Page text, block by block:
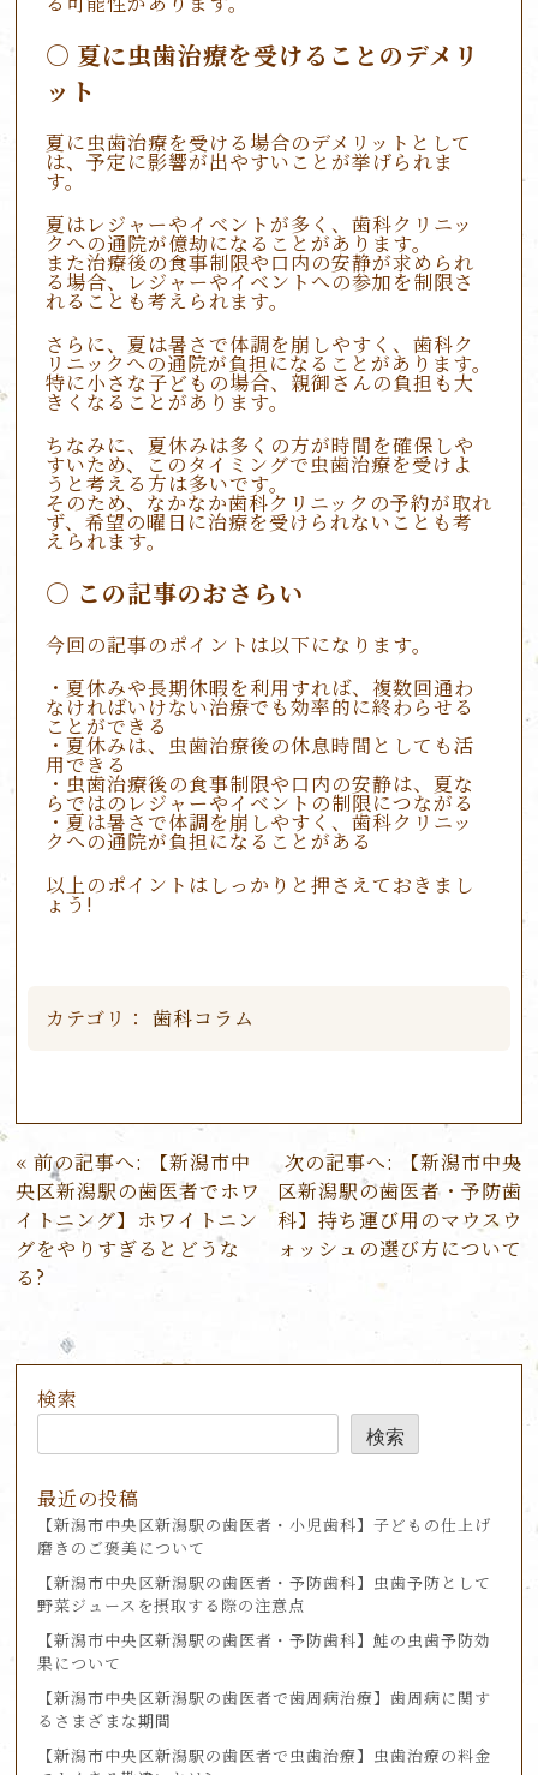
夏に虫歯治療を受けることのデメリ
ット
夏に虫歯治療を受ける場合のデメリットとして
は、予定に影響が出やすいことが挙げられま
す。
夏はレジャーやイベントが多く、歯科クリニッ
クへの通院が億劫になることがあります。
また治療後の食事制限や口内の安静が求められ
る場合、レジャーやイベントへの参加を制限さ
れることも考えられます。
さらに、夏は暑さで体調を崩しやすく、歯科ク
リニックへの通院が負担になることがあります。
特に小さな子どもの場合、親御さんの負担も大
きくなることがあります。
ちなみに、夏休みは多くの方が時間を確保しや
すいため、このタイミングで虫歯治療を受けよ
うと考える方は多いです。
そのため、なかなか歯科クリニックの予約が取れ
ず、希望の曜日に治療を受けられないことも考
えられます。
この記事のおさらい
今回の記事のポイントは以下になります。
・夏休みや長期休暇を利用すれば、複数回通わ
なければいけない治療でも効率的に終わらせる
ことができる
・夏休みは、虫歯治療後の休息時間としても活
用できる
・虫歯治療後の食事制限や口内の安静は、夏な
らではのレジャーやイベントの制限につながる
・夏は暑さで体調を崩しやすく、歯科クリニッ
クへの通院が負担になることがある
以上のポイントはしっかりと押さえておきまし
ょう!
カテゴリ： 歯科コラム
投
稿
ナ
ビ
ゲ
ョ
前の記事へ:
【新潟市中
央区新潟駅の歯医者でホワ
イトニング】ホワイトニン
グをやりすぎるとどうな
る?
次の記事へ:
【新潟市中央
区新潟駅の歯医者・予防歯
科】持ち運び用のマウスウ
ォッシュの選び方について
検索
検索
最近の投稿
【新潟市中央区新潟駅の歯医者・小児歯科】子どもの仕上げ
磨きのご褒美について
【新潟市中央区新潟駅の歯医者・予防歯科】虫歯予防として
野菜ジュースを摂取する際の注意点
【新潟市中央区新潟駅の歯医者・予防歯科】鮭の虫歯予防効
果について
【新潟市中央区新潟駅の歯医者で歯周病治療】歯周病に関す
るさまざまな期間
【新潟市中央区新潟駅の歯医者で虫歯治療】虫歯治療の料金